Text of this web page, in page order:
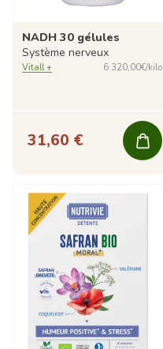
NADH 30 gélules
Système nerveux
Vitall + 6 320,00€/kilo
31,60 €